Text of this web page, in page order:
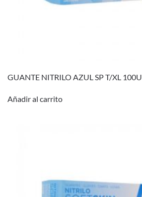
GUANTE NITRILO AZUL SP T/XL 100U
Añadir al carrito